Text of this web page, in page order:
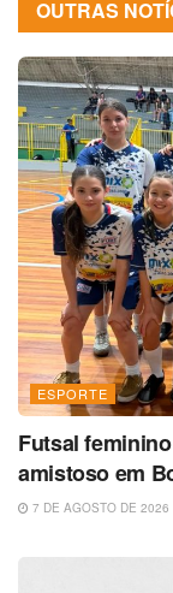
OUTRAS
ESPORTE
Futsal
amistoso em
7 DE AGOSTO DE 2026